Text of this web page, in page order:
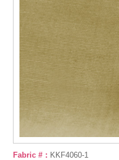
Fabric #： KKF4060-1